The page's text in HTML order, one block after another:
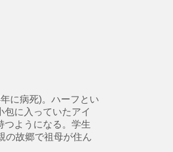
に病死)。ハーフとい
包に入っていたアイ
つようになる。学生
の故郷で祖母が住ん